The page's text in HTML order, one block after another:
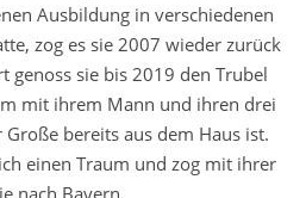
Ausbildung in verschiedenen
zog es sie 2007 wieder zurück
genoss sie bis 2019 den Trubel
mit ihrem Mann und ihren drei
bereits aus dem Haus ist.
einen Traum und zog mit ihrer
nach Bayern.